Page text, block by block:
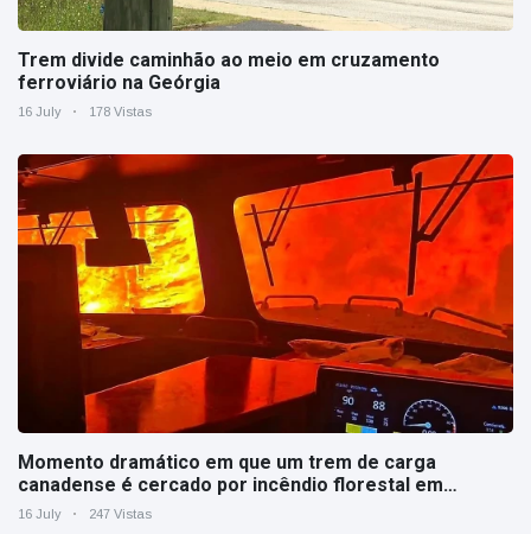
Trem divide caminhão ao meio em cruzamento
ferroviário na Geórgia
16 July 178 Vistas
Momento dramático em que um trem de carga
canadense é cercado por incêndio florestal em
Ontário
16 July 247 Vistas